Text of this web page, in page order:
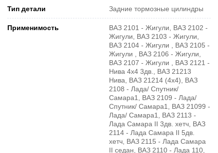
Тип детали Задние тормозные цилиндры
Применимость
ВАЗ 2101 - Жигули, ВАЗ 2102 -
Жигули, ВАЗ 2103 - Жигули,
ВАЗ 2104 - Жигули , ВАЗ 2105 -
Жигули , ВАЗ 2106 - Жигули,
ВАЗ 2107 - Жигули , ВАЗ 2121 -
Нива 4х4 3дв., ВАЗ 21213
Нива, ВАЗ 21214 (4x4), ВАЗ
2108 - Лада/ Спутник/
Самара1, ВАЗ 2109 - Лада/
Спутник/ Самара1, ВАЗ 21099 -
Лада/ Самара1, ВАЗ 2113 -
Лада Самара II 3дв. хетч, ВАЗ
2114 - Лада Самара II 5дв.
хетч, ВАЗ 2115 - Лада Самара
II седан, ВАЗ 2110 - Лада 110,